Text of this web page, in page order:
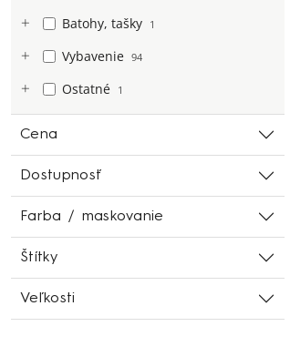
Batohy, tašky 1
Vybavenie 94
Ostatné 1
Cena
Dostupnosť
Farba / maskovanie
Štítky
Veľkosti